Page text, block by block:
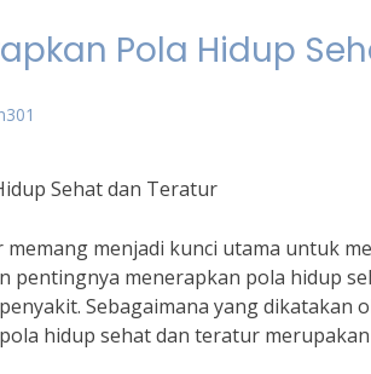
Pola Hidup
Sehat dan Teratur
menjadi kunci utama untuk
pentingnya menerapkan pola hidup
Sebagaimana yang dikatakan
pola hidup sehat dan teratur